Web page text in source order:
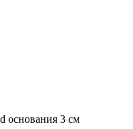
основания 3 см